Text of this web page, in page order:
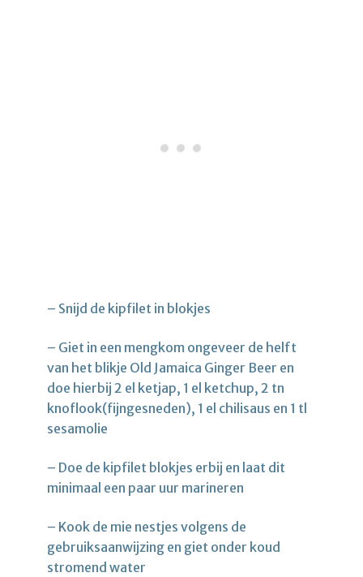
– Snijd de kipfilet in blokjes
– Giet in een mengkom ongeveer de helft
van het blikje Old Jamaica Ginger Beer en
doe hierbij 2 el ketjap, 1 el ketchup, 2 tn
knoflook(fijngesneden), 1 el chilisaus en 1 tl
sesamolie
– Doe de kipfilet blokjes erbij en laat dit
minimaal een paar uur marineren
– Kook de mie nestjes volgens de
gebruiksaanwijzing en giet onder koud
stromend water